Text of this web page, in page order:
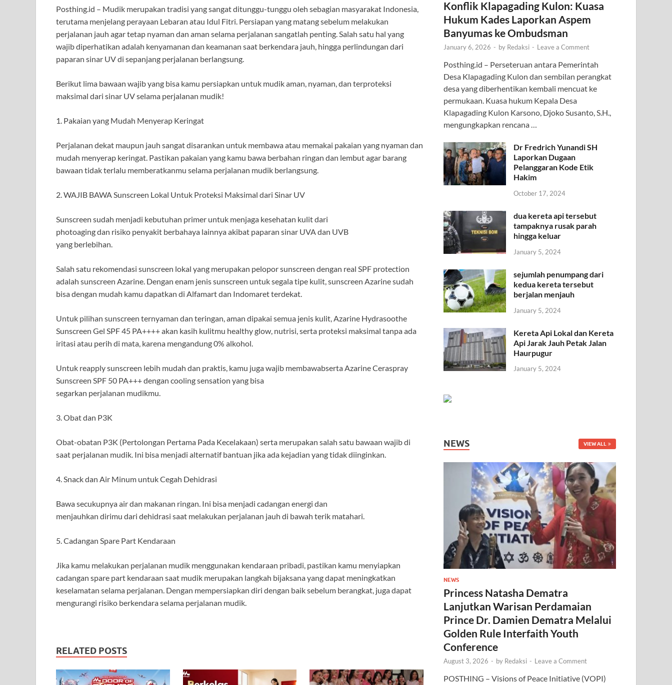
Posthing.id – Mudik merupakan tradisi yang sangat ditunggu-tunggu oleh sebagian masyarakat Indonesia,
terutama menjelang perayaan Lebaran atau Idul Fitri. Persiapan yang matang sebelum melakukan
perjalanan jauh agar tetap nyaman dan aman selama perjalanan sangatlah penting. Salah satu hal yang
wajib diperhatikan adalah kenyamanan dan keamanan saat berkendara jauh, hingga perlindungan dari
paparan sinar UV di sepanjang perjalanan berlangsung.
Berikut lima bawaan wajib yang bisa kamu persiapkan untuk mudik aman, nyaman, dan terproteksi
maksimal dari sinar UV selama perjalanan mudik!
1. Pakaian yang Mudah Menyerap Keringat
Perjalanan dekat maupun jauh sangat disarankan untuk membawa atau memakai pakaian yang nyaman dan
mudah menyerap keringat. Pastikan pakaian yang kamu bawa berbahan ringan dan lembut agar barang
bawaan tidak terlalu memberatkanmu selama perjalanan mudik berlangsung.
2. WAJIB BAWA Sunscreen Lokal Untuk Proteksi Maksimal dari Sinar UV
Sunscreen sudah menjadi kebutuhan primer untuk menjaga kesehatan kulit dari
photoaging dan risiko penyakit berbahaya lainnya akibat paparan sinar UVA dan UVB
yang berlebihan.
Salah satu rekomendasi sunscreen lokal yang merupakan pelopor sunscreen dengan real SPF protection
adalah sunscreen Azarine. Dengan enam jenis sunscreen untuk segala tipe kulit, sunscreen Azarine sudah
bisa dengan mudah kamu dapatkan di Alfamart dan Indomaret terdekat.
Untuk pilihan sunscreen ternyaman dan teringan, aman dipakai semua jenis kulit, Azarine Hydrasoothe
Sunscreen Gel SPF 45 PA++++ akan kasih kulitmu healthy glow, nutrisi, serta proteksi maksimal tanpa ada
iritasi atau perih di mata, karena mengandung 0% alkohol.
Untuk reapply sunscreen lebih mudah dan praktis, kamu juga wajib membawabserta Azarine Ceraspray
Sunscreen SPF 50 PA+++ dengan cooling sensation yang bisa
segarkan perjalanan mudikmu.
3. Obat dan P3K
Obat-obatan P3K (Pertolongan Pertama Pada Kecelakaan) serta merupakan salah satu bawaan wajib di
saat perjalanan mudik. Ini bisa menjadi alternatif bantuan jika ada kejadian yang tidak diinginkan.
4. Snack dan Air Minum untuk Cegah Dehidrasi
Bawa secukupnya air dan makanan ringan. Ini bisa menjadi cadangan energi dan
menjauhkan dirimu dari dehidrasi saat melakukan perjalanan jauh di bawah terik matahari.
5. Cadangan Spare Part Kendaraan
Jika kamu melakukan perjalanan mudik menggunakan kendaraan pribadi, pastikan kamu menyiapkan
cadangan spare part kendaraan saat mudik merupakan langkah bijaksana yang dapat meningkatkan
keselamatan selama perjalanan. Dengan mempersiapkan diri dengan baik sebelum berangkat, juga dapat
mengurangi risiko berkendara selama perjalanan mudik.
RELATED POSTS
Konflik Klapagading Kulon: Kuasa
Hukum Kades Laporkan Aspem
Banyumas ke Ombudsman
January 6, 2026 - by Redaksi - Leave a Comment
Posthing.id – Perseteruan antara Pemerintah
Desa Klapagading Kulon dan sembilan perangkat
desa yang diberhentikan kembali mencuat ke
permukaan. Kuasa hukum Kepala Desa
Klapagading Kulon Karsono, Djoko Susanto, S.H.,
mengungkapkan rencana …
Dr Fredrich Yunandi SH
Laporkan Dugaan
Pelanggaran Kode Etik
Hakim
October 17, 2024
dua kereta api tersebut
tampaknya rusak parah
hingga keluar
January 5, 2024
sejumlah penumpang dari
kedua kereta tersebut
berjalan menjauh
January 5, 2024
Kereta Api Lokal dan Kereta
Api Jarak Jauh Petak Jalan
Haurpugur
January 5, 2024
NEWS VIEW ALL
NEWS
Princess Natasha Dematra
Lanjutkan Warisan Perdamaian
Prince Dr. Damien Dematra Melalui
Golden Rule Interfaith Youth
Conference
August 3, 2026 - by Redaksi - Leave a Comment
POSTHING – Visions of Peace Initiative (VOPI)